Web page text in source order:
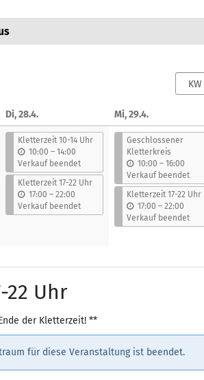
auswählen
Di, 28.4.
Kletterzeit 10-14 Uhr
10:00 –b
i
s
14:00
Verkauf beendet
Kletterzeit 17-22 Uhr
17:00 –b
i
s
22:00
Verkauf beendet
Mi, 29.4.
Geschlossener
Kletterkreis
10:00 –b
i
s
16:00
Verkauf beendet
Kletterzeit 17-22 Uhr
17:00 –b
i
s
22:00
Verkauf beendet
22 Uhr
der Kletterzeit! **
für diese Veranstaltung ist beendet.